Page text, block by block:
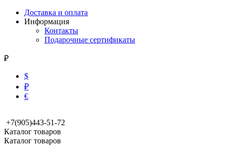
Доставка и оплата
Информация
Контакты
Подарочные сертификаты
₽
$
₽
€
+7(905)443-51-72
Каталог товаров
Каталог товаров